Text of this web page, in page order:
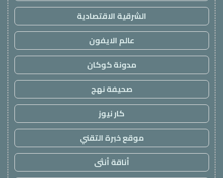
الشرقية الاقتصادية
عالم الايفون
مدونة كوكان
صحيفة نهج
كار نيوز
موقع خبرة التقني
أناقة أنثى